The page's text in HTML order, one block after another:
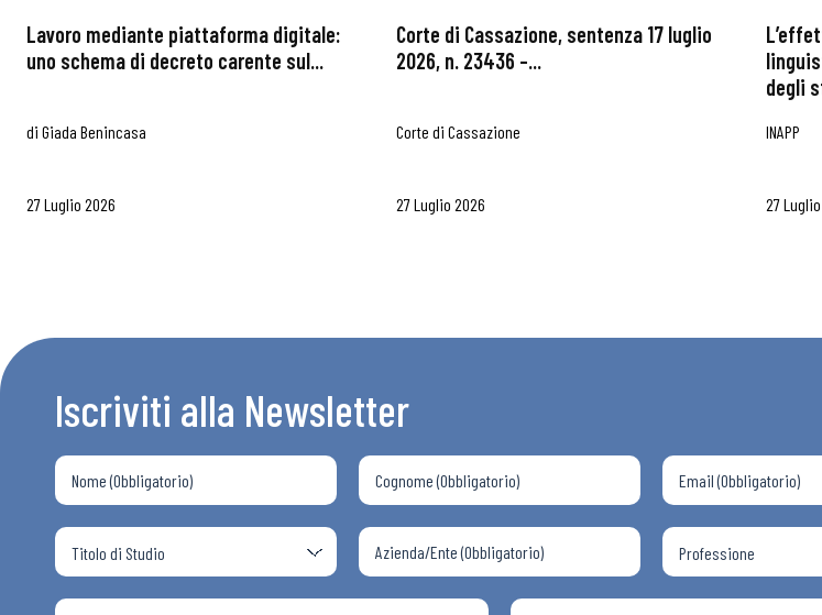
Osservatori
Eventi
Chi Siamo
Lavoro mediante piattaforma digitale:
uno schema di decreto carente sul...
di Giada Benincasa
27 Luglio 2026
Corte di Cassazione, sentenza 17 luglio
2026, n. 23436 –...
Corte di Cassazione
27 Luglio 2026
degli
INAPP
27
Iscriviti alla Newsletter